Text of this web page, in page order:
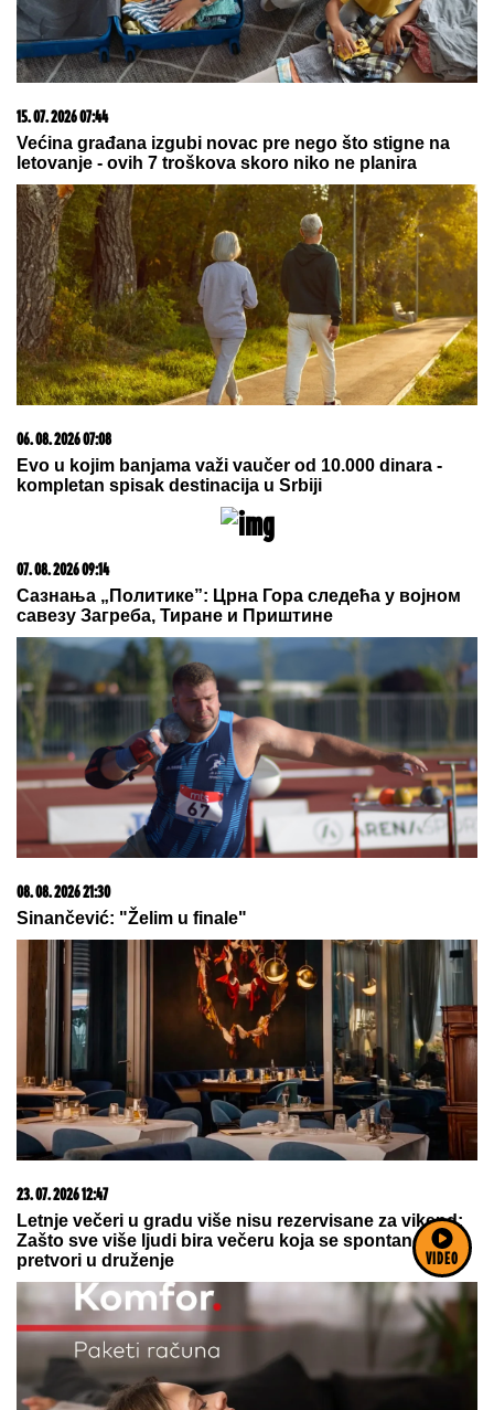
VIDEO
15. 07. 2026 07:44
Većina građana izgubi novac pre nego što stigne na
letovanje - ovih 7 troškova skoro niko ne planira
06. 08. 2026 07:08
Evo u kojim banjama važi vaučer od 10.000 dinara -
kompletan spisak destinacija u Srbiji
07. 08. 2026 09:14
Сазнања „Политике”: Црна Гора следећа у војном
савезу Загреба, Тиране и Приштине
08. 08. 2026 21:30
Sinančević: "Želim u finale"
23. 07. 2026 12:47
Letnje večeri u gradu više nisu rezervisane za vikend:
Zašto sve više ljudi bira večeru koja se spontano
pretvori u druženje